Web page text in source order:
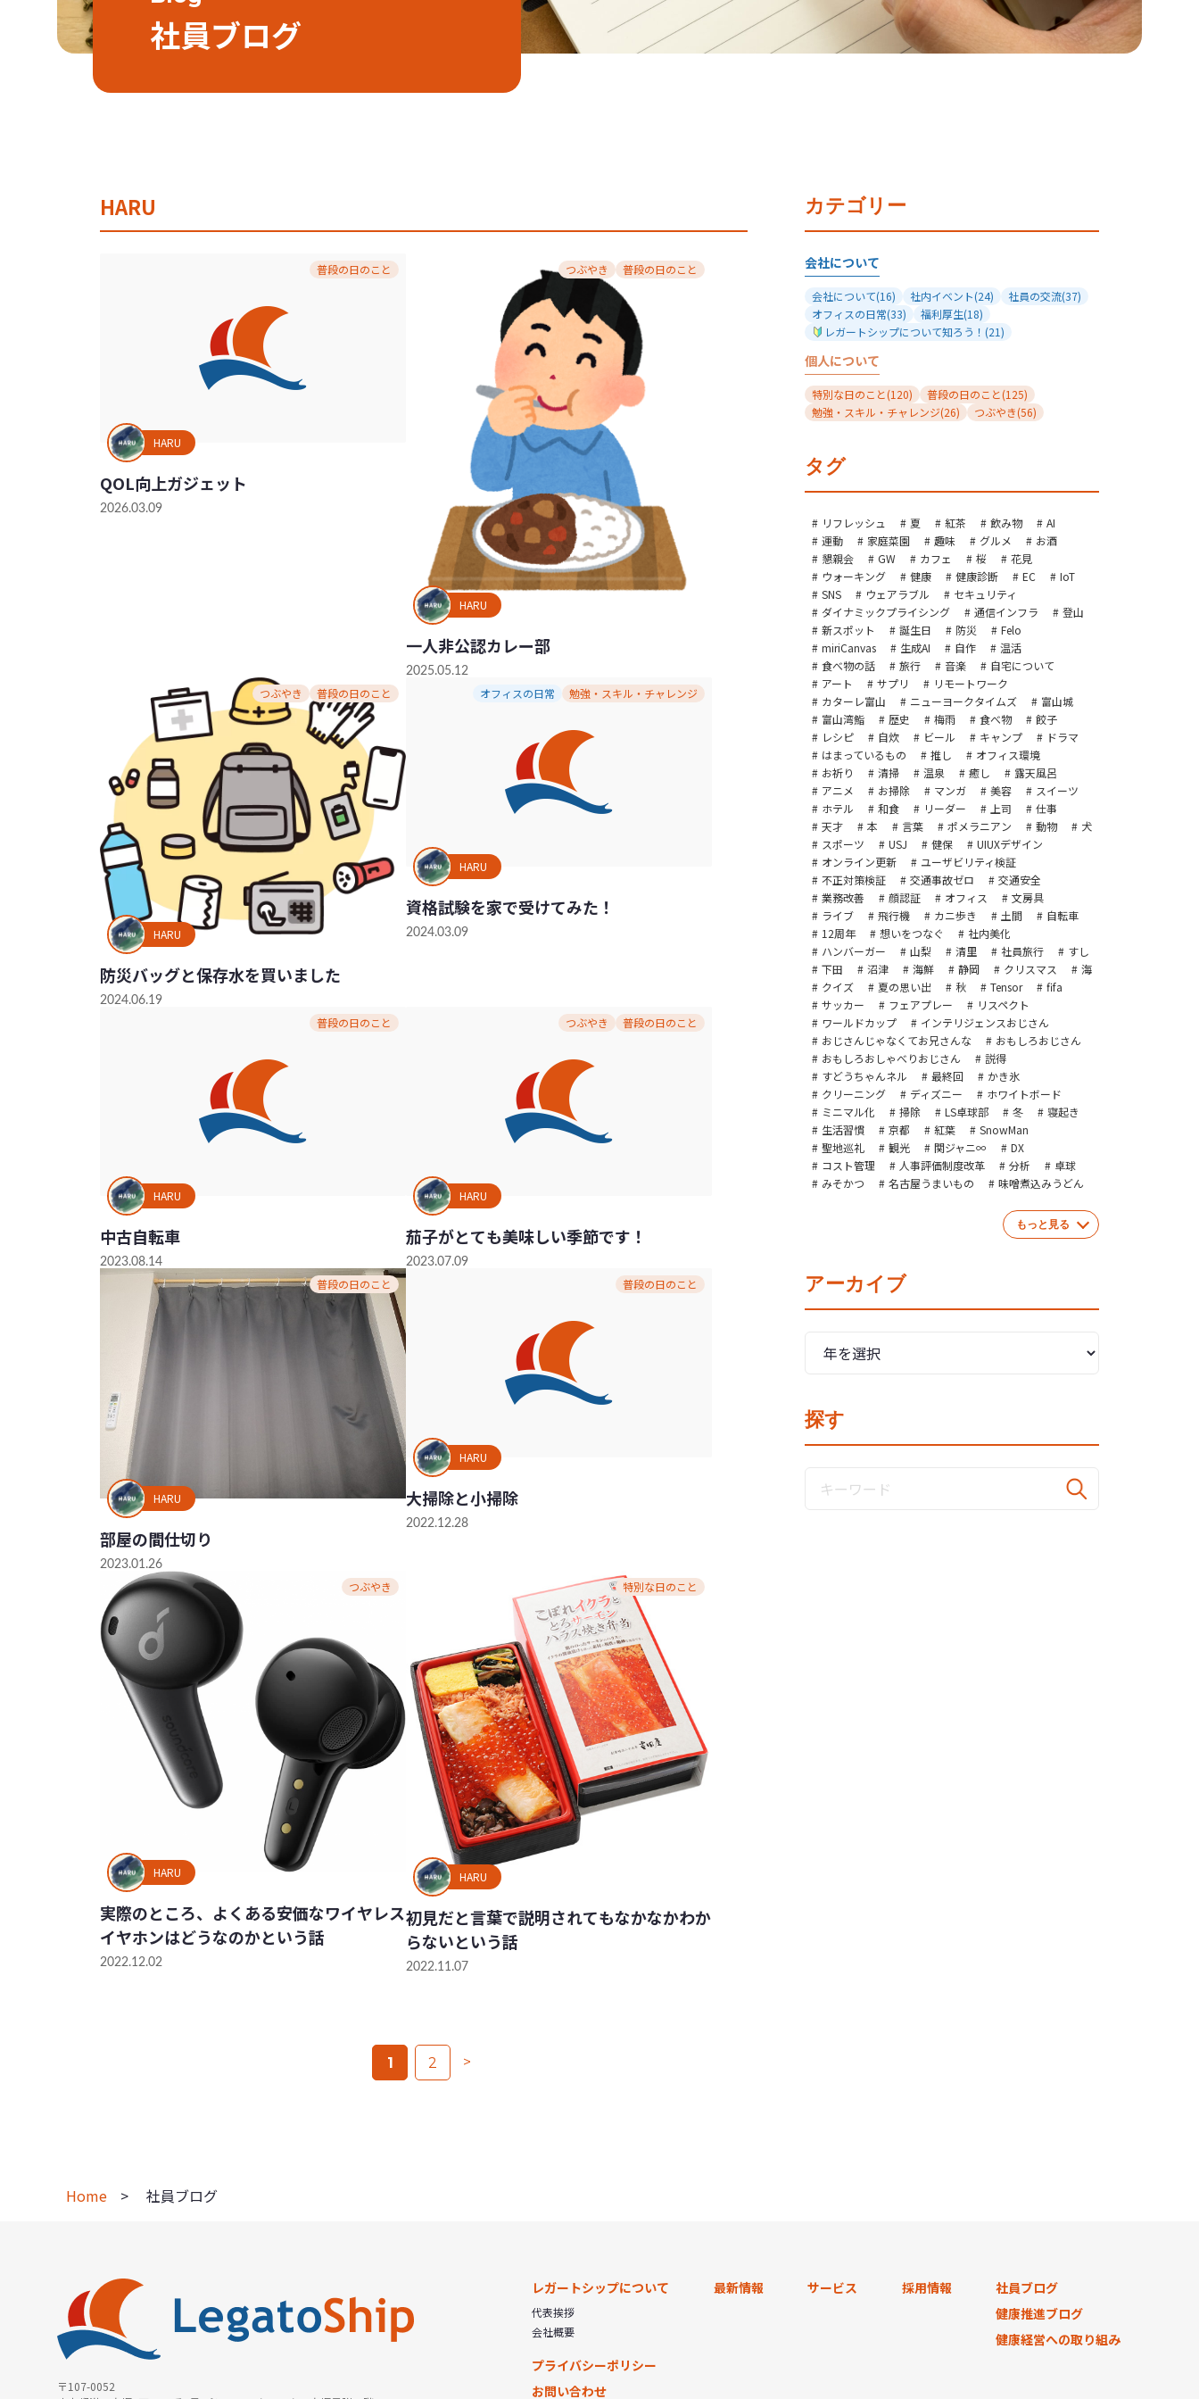
社員ブログ
HARU
普段の日のこと
HARU
QOL向上ガジェット
2026.03.09
つぶやき 普段の日のこと
HARU
一人非公認カレー部
2025.05.12
つぶやき 普段の日のこと
HARU
防災バッグと保存水を買いました
2024.06.19
オフィスの日常 勉強・スキル・チャレンジ
HARU
資格試験を家で受けてみた！
2024.03.09
普段の日のこと
HARU
中古自転車
2023.08.14
つぶやき 普段の日のこと
HARU
茄子がとても美味しい季節です！
2023.07.09
普段の日のこと
HARU
部屋の間仕切り
2023.01.26
普段の日のこと
HARU
大掃除と小掃除
2022.12.28
つぶやき
HARU
実際のところ、よくある安価なワイヤレス
イヤホンはどうなのかという話
2022.12.02
特別な日のこと
HARU
初見だと言葉で説明されてもなかなかわか
らないという話
2022.11.07
1 2 >
カテゴリー
会社について
会社について(16) 社内イベント(24) 社員の交流(37)
オフィスの日常(33) 福利厚生(18)
レガートシップについて知ろう！ (21)
個人について
特別な日のこと(120) 普段の日のこと(125)
勉強・スキル・チャレンジ(26) つぶやき(56)
タグ
リフレッシュ 夏 紅茶 飲み物
AI
運動
家庭菜園 趣味 グルメ
お酒
懇親会
GW カフェ 桜
花見
ウォーキング
健康 健康診断 EC
IoT
SNS
ウェアラブル
セキュリティ
ダイナミックプライシング
通信インフラ
登山
新スポット
誕生日 防災
Felo
miriCanvas
生成AI 自作
温活
食べ物の話
旅行 音楽
自宅について
アート
サプリ
リモートワーク
カターレ富山
ニューヨークタイムズ
富山城
富山湾鮨
歴史 梅雨 食べ物
餃子
レシピ
自炊 ビール キャンプ
ドラマ
はまっているもの
推し
オフィス環境
お祈り
清掃 温泉 癒し
露天風呂
アニメ
お掃除 マンガ 美容
スイーツ
ホテル
和食 リーダー 上司
仕事
天才
本 言葉 ポメラニアン 動物
犬
スポーツ
USJ 健保
UIUXデザイン
オンライン更新
ユーザビリティ検証
不正対策検証
交通事故ゼロ
交通安全
業務改善
顔認証 オフィス
文房具
ライブ
飛行機 カニ歩き 土間
自転車
12周年
想いをつなぐ
社内美化
ハンバーガー
山梨 清里 社員旅行
すし
下田
沼津 海鮮 静岡 クリスマス
海
クイズ
夏の思い出 秋 Tensor
fifa
サッカー
フェアプレー
リスペクト
ワールドカップ
インテリジェンスおじさん
おじさんじゃなくてお兄さんな
おもしろおじさん
おもしろおしゃべりおじさん
説得
すどうちゃんネル
最終回
かき氷
クリーニング
ディズニー
ホワイトボード
ミニマル化
掃除 LS卓球部 冬
寝起き
生活習慣
京都 紅葉
SnowMan
聖地巡礼
観光 関ジャニ∞
DX
コスト管理
人事評価制度改革 分析
卓球
みそかつ
名古屋うまいもの 味噌煮込みうどん
もっと見る
アーカイブ
探す
Home 社員ブログ
〒107-0052
レガートシップについて
代表挨拶
会社概要
最新情報 サービス 採用情報
社員ブログ
健康推進ブログ
健康経営への取り組み
プライバシーポリシー
お問い合わせ